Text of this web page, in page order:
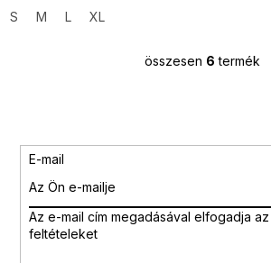
S M L XL
L
n
y
összesen 6 termék
E-mail
Az e-mail cím megadásával elfogadja
feltételeket